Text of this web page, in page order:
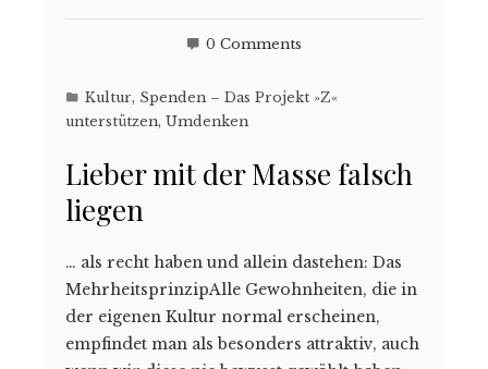
0 Comments
Kultur, Spenden – Das Projekt »Z«
unterstützen, Umdenken
Lieber mit der Masse falsch
liegen
… als recht haben und allein dastehen: Das
MehrheitsprinzipAlle Gewohnheiten, die in
der eigenen Kultur normal erscheinen,
empfindet man als besonders attraktiv, auch